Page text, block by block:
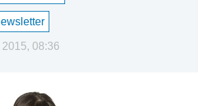
08:36